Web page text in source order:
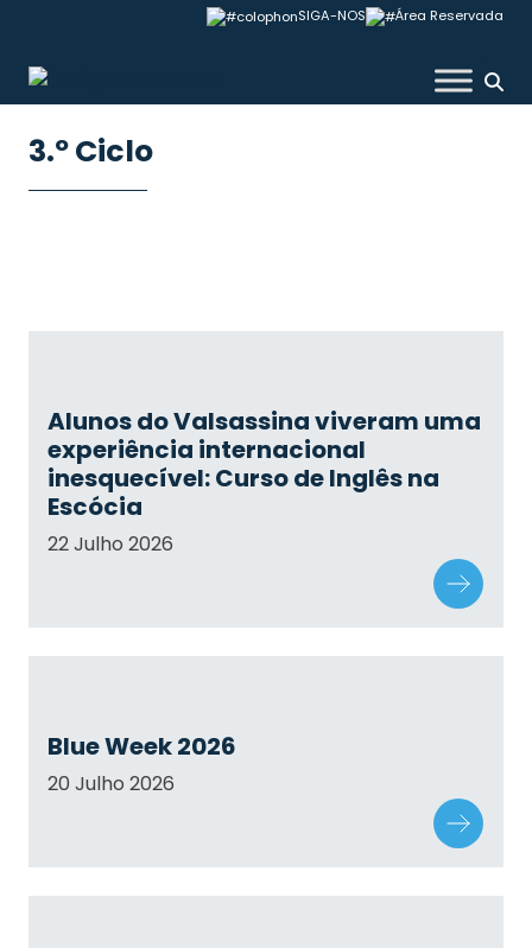
content
SIGA-NOS Área Reservada
Colégio Valsassina
3.º Ciclo
Alunos do Valsassina viveram uma
experiência internacional
inesquecível: Curso de Inglês na
Escócia
22 Julho 2026
Blue Week 2026
20 Julho 2026